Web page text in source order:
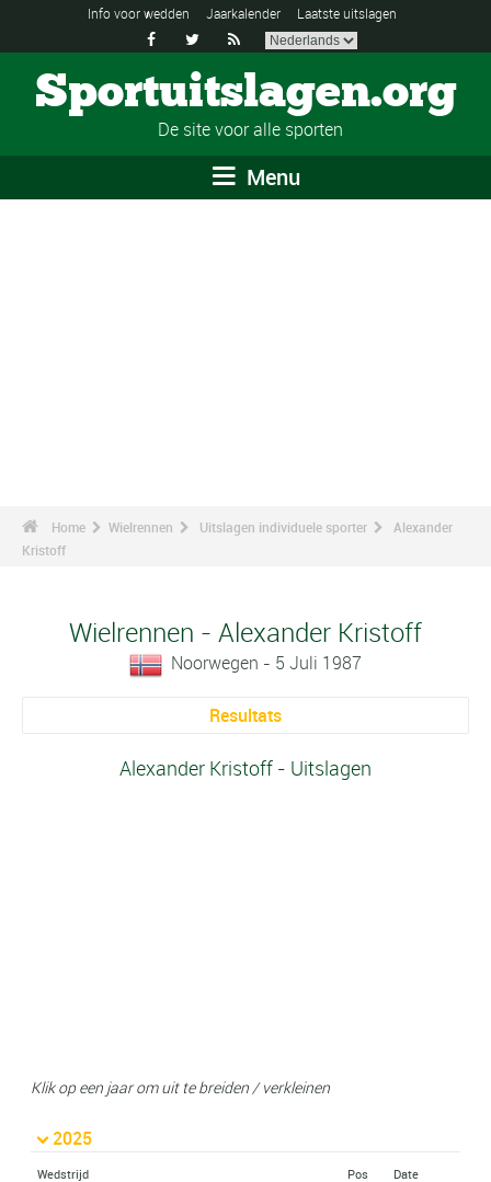
Info voor wedden Jaarkalender Laatste uitslagen
  
Sportuitslagen.org
De site voor alle sporten
Menu
Home Wielrennen Uitslagen individuele sporter
Alexander
Kristoff
Wielrennen - Alexander Kristoff
Noorwegen - 5 Juli 1987
Resultats
Alexander Kristoff - Uitslagen
Klik op een jaar om uit te breiden / verkleinen
2025
Wedstrijd Pos Date